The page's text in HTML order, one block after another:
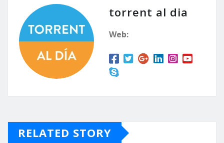
torrent al dia
Web:
RELATED STORY